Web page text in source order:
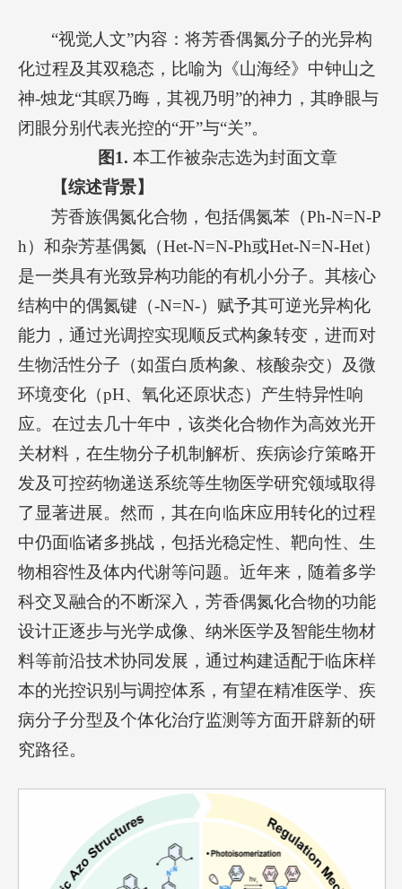
“视觉人文”内容：将芳香偶氮分子的光异构
化过程及其双稳态，比喻为《山海经》中钟山之
神-烛龙“其瞑乃晦，其视乃明”的神力，其睁眼与
闭眼分别代表光控的“开”与“关”。
图1.本工作被杂志选为封面文章
【综述背景】
芳香族偶氮化合物，包括偶氮苯（Ph-N=N-P
h）和杂芳基偶氮（Het-N=N-Ph或Het-N=N-Het）
是一类具有光致异构功能的有机小分子。其核心
结构中的偶氮键（-N=N-）赋予其可逆光异构化
能力，通过光调控实现顺反式构象转变，进而对
生物活性分子（如蛋白质构象、核酸杂交）及微
环境变化（pH、氧化还原状态）产生特异性响
应。在过去几十年中，该类化合物作为高效光开
关材料，在生物分子机制解析、疾病诊疗策略开
发及可控药物递送系统等生物医学研究领域取得
了显著进展。然而，其在向临床应用转化的过程
中仍面临诸多挑战，包括光稳定性、靶向性、生
物相容性及体内代谢等问题。近年来，随着多学
科交叉融合的不断深入，芳香偶氮化合物的功能
设计正逐步与光学成像、纳米医学及智能生物材
料等前沿技术协同发展，通过构建适配于临床样
本的光控识别与调控体系，有望在精准医学、疾
病分子分型及个体化治疗监测等方面开辟新的研
究路径。